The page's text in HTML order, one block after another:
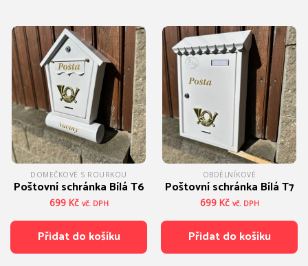
DOMEČKOVÉ S ROURKOU
Poštovní schránka Bílá T6
699 Kč vč. DPH
Přidat do košíku
OBDÉLNÍKOVÉ
Poštovní schránka Bílá T7
699 Kč vč. DPH
Přidat do košíku